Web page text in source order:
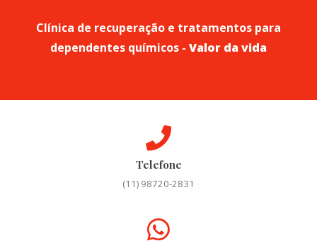
Clínica de recuperação e tratamentos para
dependentes químicos - Valor da vida
Telefone
(11) 98720-2831